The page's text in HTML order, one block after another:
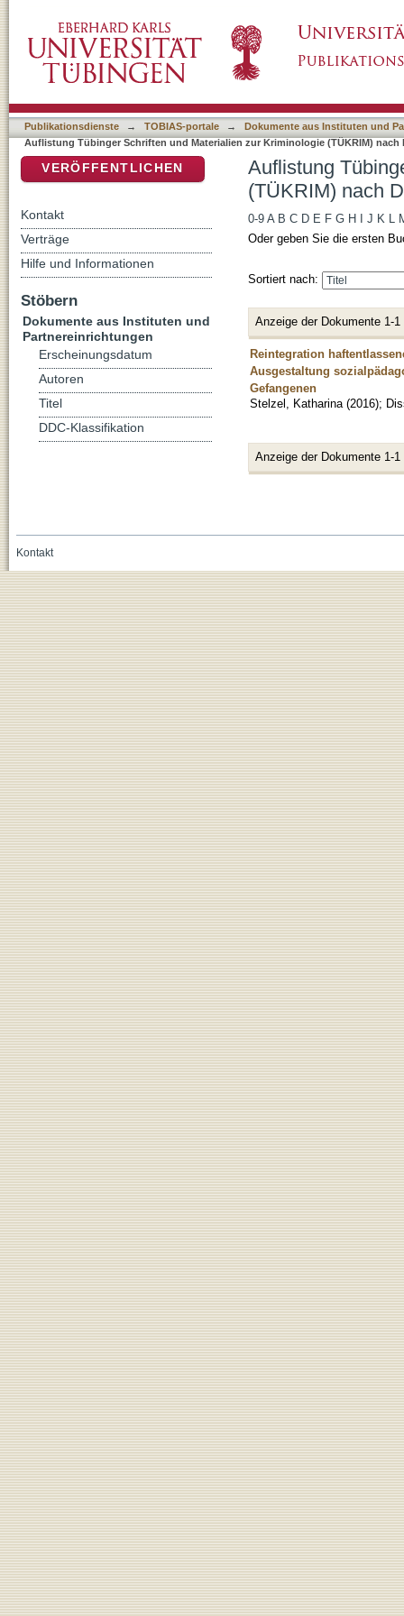
"360"
Publikationsdienste → TOBIAS-portale →
Dokumente aus Instituten und
Auflistung Tübinger Schriften und Materialien zur Kriminologie (TÜKRIM) nach
Auflistung
(TÜKRIM) nach
0-9 A B C D E F G H J K L
Oder geben Sie die ersten
Sortiert nach:
Anzeige der Dokumente 1-1
Reintegration
Ausgestaltung
Gefangenen
Stelzel, Katharina (2016);
Anzeige der Dokumente 1-1
VERÖFFENTLICHEN
Kontakt
Verträge
Hilfe und Informationen
Stöbern
Dokumente aus Instituten und
Partnereinrichtungen
Erscheinungsdatum
Autoren
Titel
DDC-Klassifikation
Kontakt